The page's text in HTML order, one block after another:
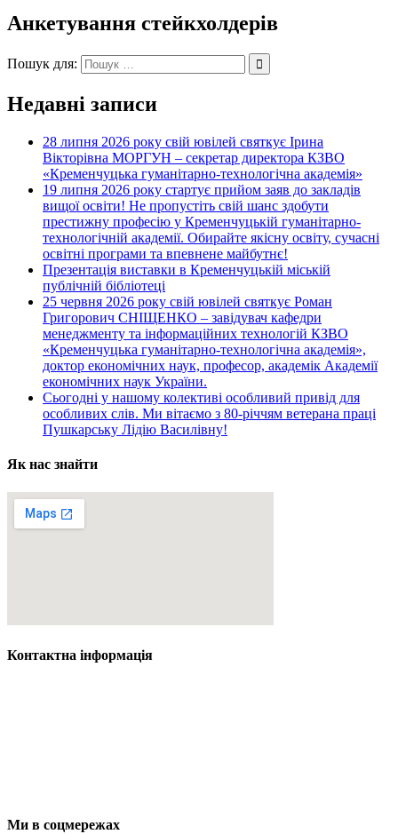
Анкетування стейкхолдерів
Пошук для:
Недавні записи
28 липня 2026 року свій ювілей святкує Ірина
Вікторівна МОРГУН – секретар директора КЗВО
«Кременчуцька гуманітарно-технологічна академія»
19 липня 2026 року стартує прийом заяв до закладів
вищої освіти! Не пропустіть свій шанс здобути
престижну професію у Кременчуцькій гуманітарно-
технологічній академії. Обирайте якісну освіту, сучасні
освітні програми та впевнене майбутнє!
Презентація виставки в Кременчуцькій міській
публічній бібліотеці
25 червня 2026 року свій ювілей святкує Роман
Григорович СНІЩЕНКО – завідувач кафедри
менеджменту та інформаційних технологій КЗВО
«Кременчуцька гуманітарно-технологічна академія»,
доктор економічних наук, професор, академік Академії
економічних наук України.
Сьогодні у нашому колективі особливий привід для
особливих слів. Ми вітаємо з 80-річчям ветерана праці
Пушкарську Лідію Василівну!
Як нас знайти
Контактна інформація
Ми в соцмережах